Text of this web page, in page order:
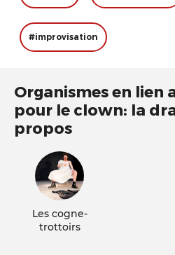
#improvisation
Organismes en lien
pour le clown: la
propos
Les cogne-
trottoirs